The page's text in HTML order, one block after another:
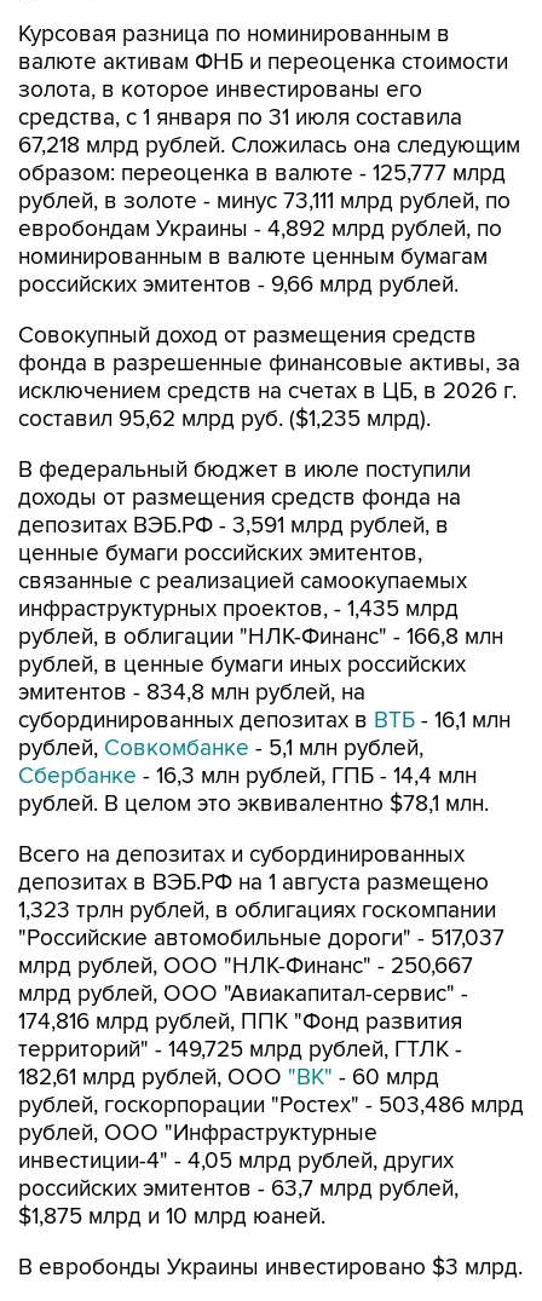
Курсовая разница по номинированным в
валюте активам ФНБ и переоценка стоимости
золота, в которое инвестированы его
средства, с 1 января по 31 июля составила
67,218 млрд рублей. Сложилась она следующим
образом: переоценка в валюте - 125,777 млрд
рублей, в золоте - минус 73,111 млрд рублей, по
евробондам Украины - 4,892 млрд рублей, по
номинированным в валюте ценным бумагам
российских эмитентов - 9,66 млрд рублей.
Совокупный доход от размещения средств
фонда в разрешенные финансовые активы, за
исключением средств на счетах в ЦБ, в 2026 г.
составил 95,62 млрд руб. ($1,235 млрд).
В федеральный бюджет в июле поступили
доходы от размещения средств фонда на
депозитах ВЭБ.РФ - 3,591 млрд рублей, в
ценные бумаги российских эмитентов,
связанные с реализацией самоокупаемых
инфраструктурных проектов, - 1,435 млрд
рублей, в облигации "НЛК-Финанс" - 166,8 млн
рублей, в ценные бумаги иных российских
эмитентов - 834,8 млн рублей, на
субординированных депозитах в ВТБ - 16,1 млн
рублей, Совкомбанке - 5,1 млн рублей,
Сбербанке - 16,3 млн рублей, ГПБ - 14,4 млн
рублей. В целом это эквивалентно $78,1 млн.
Всего на депозитах и субординированных
депозитах в ВЭБ.РФ на 1 августа размещено
1,323 трлн рублей, в облигациях госкомпании
"Российские автомобильные дороги" - 517,037
млрд рублей, ООО "НЛК-Финанс" - 250,667
млрд рублей, ООО "Авиакапитал-сервис" -
174,816 млрд рублей, ППК "Фонд развития
территорий" - 149,725 млрд рублей, ГТЛК -
182,61 млрд рублей, ООО "ВК" - 60 млрд
рублей, госкорпорации "Ростех" - 503,486 млрд
рублей, ООО "Инфраструктурные
инвестиции-4" - 4,05 млрд рублей, других
российских эмитентов - 63,7 млрд рублей,
$1,875 млрд и 10 млрд юаней.
В евробонды Украины инвестировано $3 млрд.